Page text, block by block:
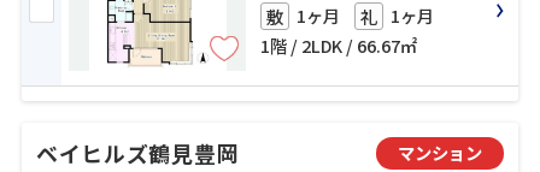
敷 1ヶ月 礼 1ヶ月
1階 / 2LDK / 66.67㎡
ベイヒルズ鶴見豊岡 マンション